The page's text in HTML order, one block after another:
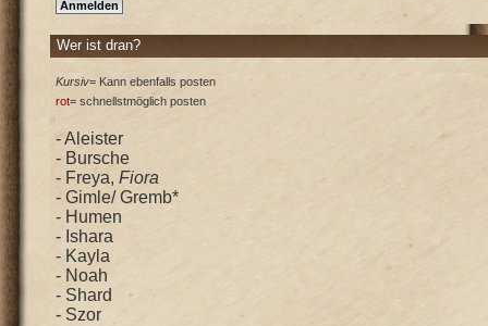
Wer ist dran?
Kursiv= Kann ebenfalls posten
rot= schnellstmöglich posten
- Aleister
- Bursche
- Freya,Fiora
- Gimle/ Gremb*
- Humen
- Ishara
- Kayla
- Noah
- Shard
- Szor